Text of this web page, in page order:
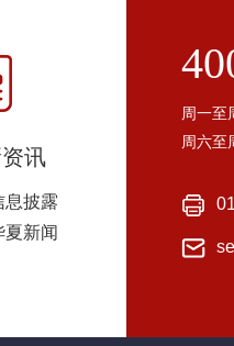
讯
息披露
夏新闻
周一至
周六至